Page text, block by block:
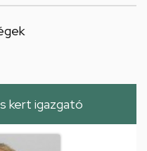
kert igazgató